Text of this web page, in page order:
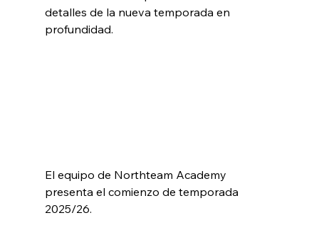
detalles de la nueva temporada en
profundidad.
El equipo de Northteam Academy
presenta el comienzo de temporada
2025/26.